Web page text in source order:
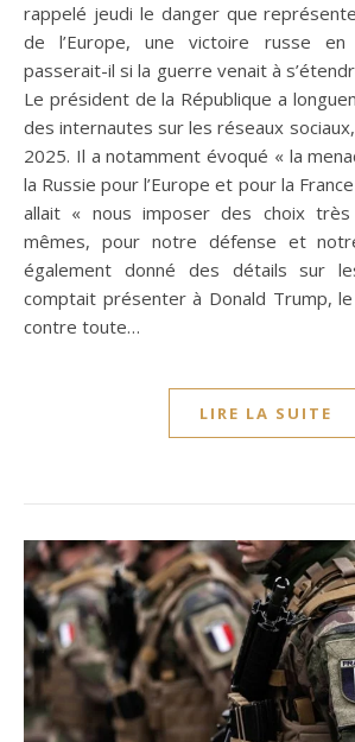
rappelé jeudi le danger que
de l’Europe, une victoire russe en
passerait-il si la guerre venait à
Le président de la République a
des internautes sur les réseaux
2025. Il a notamment évoqué « la
la Russie pour l’Europe et pour la
allait « nous imposer des choix
mêmes, pour notre défense et
également donné des détails sur
comptait présenter à Donald Trump,
contre toute…
LIRE LA SUITE